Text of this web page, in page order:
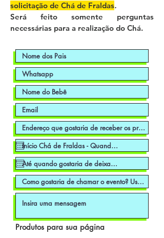
solicitação de Chá de Fraldas.
Será feito somente perguntas
necessárias para a realização do Chá.
Produtos para sua página